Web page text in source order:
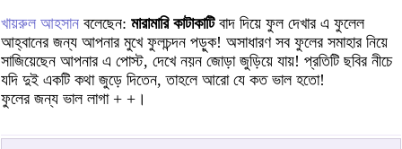
খায়রুল আহসান বলেছেন: মারামারি কাটাকাটিবাদ দিয়ে ফুল দেখার এ ফুলেল
আহ্বানের জন্য আপনার মুখে ফুলচন্দন পড়ুক! অসাধারণ সব ফুলের সমাহার নিয়ে
সাজিয়েছেন আপনার এ পোস্ট, দেখে নয়ন জোড়া জুড়িয়ে যায়! প্রতিটি ছবির নীচে
যদি দুই একটি কথা জুড়ে দিতেন, তাহলে আরো যে কত ভাল হতো!
ফুলের জন্য ভাল লাগা + +।